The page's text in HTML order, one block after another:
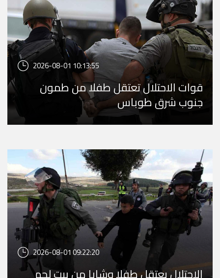
2026-08-01 10:13:55
قوات الاحتلال تعتقل طفلا من طمون
جنوب شرق طوباس
2026-08-01 09:22:20